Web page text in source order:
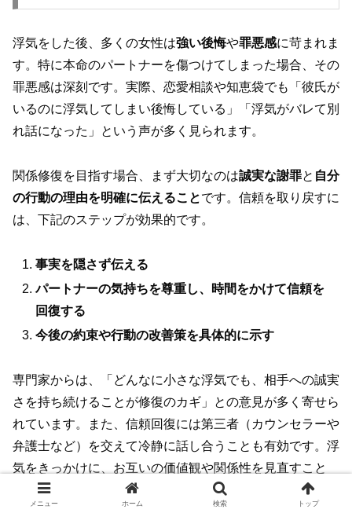
浮気をした後、多くの女性は強い後悔や罪悪感に苛まれま
す。特に本命のパートナーを傷つけてしまった場合、その
罪悪感は深刻です。実際、恋愛相談や知恵袋でも「彼氏が
いるのに浮気してしまい後悔している」「浮気がバレて別
れ話になった」という声が多く見られます。
関係修復を目指す場合、まず大切なのは誠実な謝罪と 自分
の行動の理由を明確に伝えることです。信頼を取り戻すに
は、下記のステップが効果的です。
事実を隠さず伝える
パートナーの気持ちを尊重し、時間をかけて信頼を
回復する
今後の約束や行動の改善策を具体的に示す
専門家からは、「どんなに小さな浮気でも、相手への誠実
さを持ち続けることが修復のカギ」との意見が多く寄せら
れています。また、信頼回復には第三者（カウンセラーや
弁護士など）を交えて冷静に話し合うことも有効です。浮
気をきっかけに、お互いの価値観や関係性を見直すこと
で、より強い絆を築ける場合もあります。自分自身と向き
メニュー ホーム 検索 トップ